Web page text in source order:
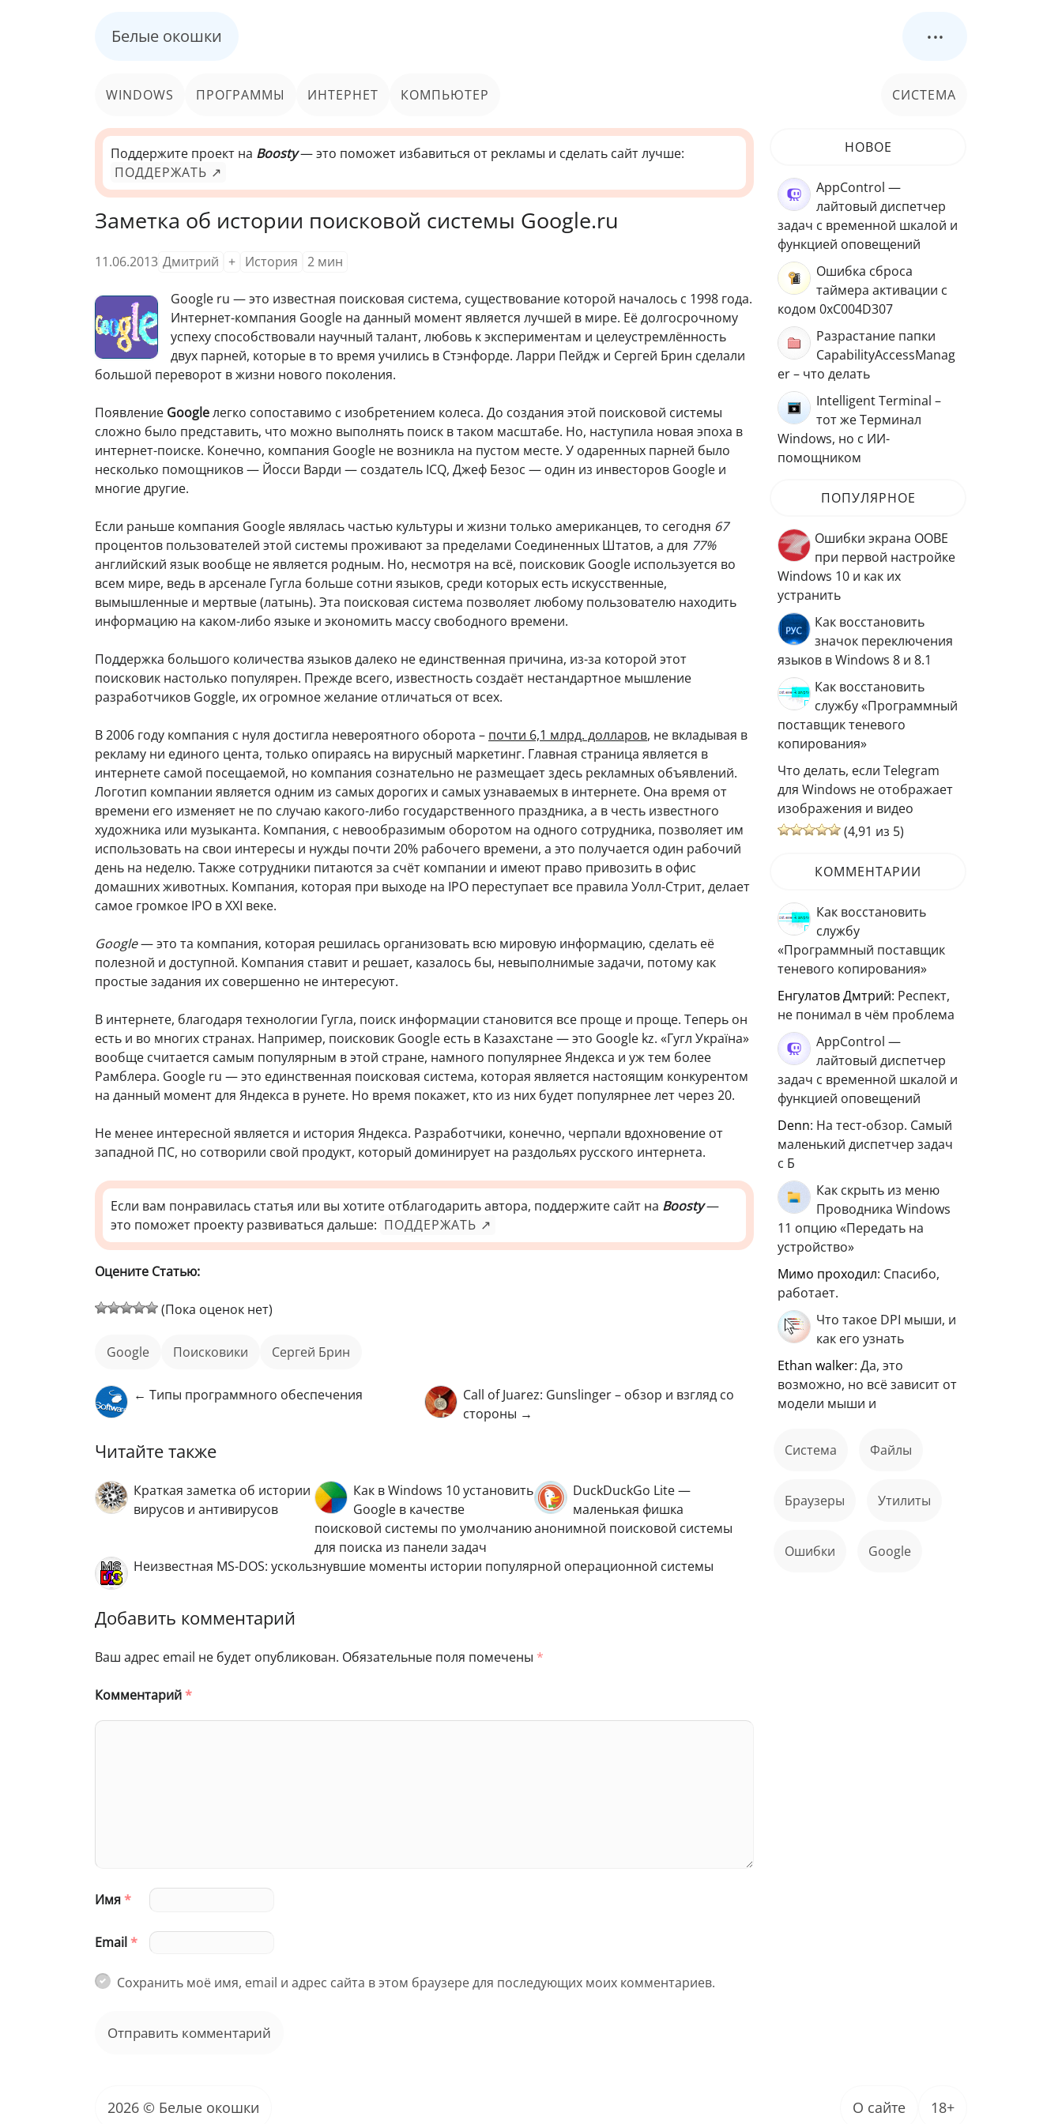
Белые окошки ...
WINDOWS ПРОГРАММЫ ИНТЕРНЕТ КОМПЬЮТЕР СИСТЕМА
Поддержите проект на Boosty— это поможет избавиться от рекламы и сделать сайт лучше:
ПОДДЕРЖАТЬ ↗
Заметка об истории поисковой системы Google.ru
11.06.2013 Дмитрий + История 2 мин
Google ru — это известная поисковая система, существование которой началось с 1998 года.
Интернет-компания Google на данный момент является лучшей в мире. Её долгосрочному
успеху способствовали научный талант, любовь к экспериментам и целеустремлённость
двух парней, которые в то время учились в Стэнфорде. Ларри Пейдж и Сергей Брин сделали
большой переворот в жизни нового поколения.
Появление Googleлегко сопоставимо с изобретением колеса. До создания этой поисковой системы
сложно было представить, что можно выполнять поиск в таком масштабе. Но, наступила новая эпоха в
интернет-поиске. Конечно, компания Google не возникла на пустом месте. У одаренных парней было
несколько помощников — Йосси Варди — создатель ICQ, Джеф Безос — один из инвесторов Google и
многие другие.
Если раньше компания Google являлась частью культуры и жизни только американцев, то сегодня 67
процентов пользователей этой системы проживают за пределами Соединенных Штатов, а для 77%
английский язык вообще не является родным. Но, несмотря на всё, поисковик Google используется во
всем мире, ведь в арсенале Гугла больше сотни языков, среди которых есть искусственные,
вымышленные и мертвые (латынь). Эта поисковая система позволяет любому пользователю находить
информацию на каком-либо языке и экономить массу свободного времени.
Поддержка большого количества языков далеко не единственная причина, из-за которой этот
поисковик настолько популярен. Прежде всего, известность создаёт нестандартное мышление
разработчиков Goggle, их огромное желание отличаться от всех.
В 2006 году компания с нуля достигла невероятного оборота – почти 6,1 млрд. долларов, не вкладывая в
рекламу ни единого цента, только опираясь на вирусный маркетинг. Главная страница является в
интернете самой посещаемой, но компания сознательно не размещает здесь рекламных объявлений.
Логотип компании является одним из самых дорогих и самых узнаваемых в интернете. Она время от
времени его изменяет не по случаю какого-либо государственного праздника, а в честь известного
художника или музыканта. Компания, с невообразимым оборотом на одного сотрудника, позволяет им
использовать на свои интересы и нужды почти 20% рабочего времени, а это получается один рабочий
день на неделю. Также сотрудники питаются за счёт компании и имеют право привозить в офис
домашних животных. Компания, которая при выходе на IPO переступает все правила Уолл-Стрит, делает
самое громкое IPO в XXI веке.
Google— это та компания, которая решилась организовать всю мировую информацию, сделать её
полезной и доступной. Компания ставит и решает, казалось бы, невыполнимые задачи, потому как
простые задания их совершенно не интересуют.
В интернете, благодаря технологии Гугла, поиск информации становится все проще и проще. Теперь он
есть и во многих странах. Например, поисковик Google есть в Казахстане — это Google kz. «Гугл Україна»
вообще считается самым популярным в этой стране, намного популярнее Яндекса и уж тем более
Рамблера. Google ru — это единственная поисковая система, которая является настоящим конкурентом
на данный момент для Яндекса в рунете. Но время покажет, кто из них будет популярнее лет через 20.
Не менее интересной является и история Яндекса. Разработчики, конечно, черпали вдохновение от
западной ПС, но сотворили свой продукт, который доминирует на раздольях русского интернета.
Если вам понравилась статья или вы хотите отблагодарить автора, поддержите сайт на Boosty—
это поможет проекту развиваться дальше: ПОДДЕРЖАТЬ ↗
Оцените Статью:
(Пока оценок нет)
Google поисковики Сергей Брин
← Типы программного обеспечения
Call of Juarez: Gunslinger – обзор и взгляд со
стороны →
Читайте также
Краткая заметка об истории
вирусов и антивирусов
Как в Windows 10 установить
Google в качестве
поисковой системы по умолчанию
для поиска из панели задач
DuckDuckGo Lite —
маленькая фишка
анонимной поисковой системы
Неизвестная MS-DOS: ускользнувшие моменты истории популярной операционной системы
Добавить комментарий
Ваш адрес email не будет опубликован. Обязательные поля помечены *
Комментарий*
Имя*
Email*
Сохранить моё имя, email и адрес сайта в этом браузере для последующих моих комментариев.
НОВОЕ
AppControl —
лайтовый диспетчер
задач с временной шкалой и
функцией оповещений
Ошибка сброса
таймера активации с
кодом 0xC004D307
Разрастание папки
CapabilityAccessManag
er – что делать
Intelligent Terminal –
тот же Терминал
Windows, но с ИИ-
помощником
ПОПУЛЯРНОЕ
Ошибки экрана OOBE
при первой настройке
Windows 10 и как их
устранить
Как восстановить
значок переключения
языков в Windows 8 и 8.1
Как восстановить
службу «Программный
поставщик теневого
копирования»
Что делать, если Telegram
для Windows не отображает
изображения и видео
(4,91 из 5)
КОММЕНТАРИИ
Как восстановить
службу
«Программный поставщик
теневого копирования»
Енгулатов Дмтрий: Респект,
не понимал в чём проблема
AppControl —
лайтовый диспетчер
задач с временной шкалой и
функцией оповещений
Denn: На тест-обзор. Самый
маленький диспетчер задач
с Б
Как скрыть из меню
Проводника Windows
11 опцию «Передать на
устройство»
мимо проходил: Спасибо,
работает.
Что такое DPI мыши, и
как его узнать
ethan walker: Да, это
возможно, но всё зависит от
модели мыши и
Система файлы
Браузеры Утилиты
ошибки Google
2026 © Белые окошки О сайте 18+